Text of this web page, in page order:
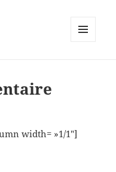
width= »1/1″]